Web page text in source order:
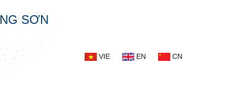
SƠN
VIE EN CN